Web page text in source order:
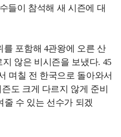
들이 참석해 새 시즌에 대
를 포함해 4관왕에 오른 산
않은 비시즌을 보냈다. 45
며칠 전 한국으로 돌아와서
도 크게 다르지 않게 준비
줄 수 있는 선수가 되겠